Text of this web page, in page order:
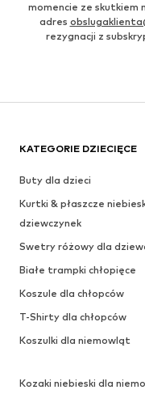
momencie ze skutkiem
adres
rezygnacji z
KATEGORIE DZIECIĘCE
Buty dla dzieci
Kurtki & płaszcze
dziewczynek
Swetry różowy dla
Białe trampki chłopięce
Koszule dla chłopców
T-Shirty dla chłopców
Koszulki dla niemowląt
Kozaki niebieski dla